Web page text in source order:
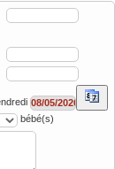
bébé(s)